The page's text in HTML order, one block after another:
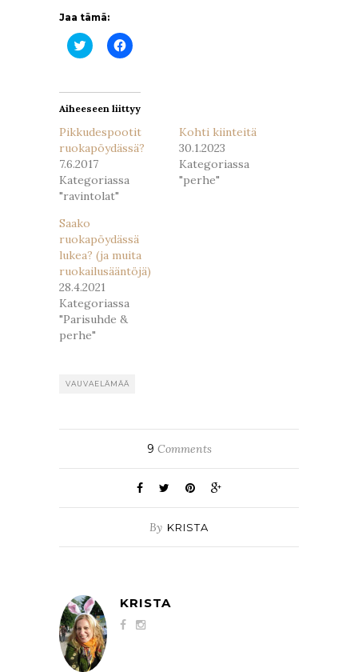
Jaa tämä:
Jaa
Twitterissä(Avautuu
Jaa
Facebookissa(Avautuu
Aiheeseen liittyy
Pikkudespootit
ruokapöydässä?
7.6.2017
Kategoriassa
"ravintolat"
Kohti kiinteitä
30.1.2023
Kategoriassa
"perhe"
Saako
ruokapöydässä
lukea? (ja muita
ruokailusääntöjä)
28.4.2021
Kategoriassa
"Parisuhde &
perhe"
VAUVAELÄMÄÄ
9 Comments
By KRISTA
KRISTA